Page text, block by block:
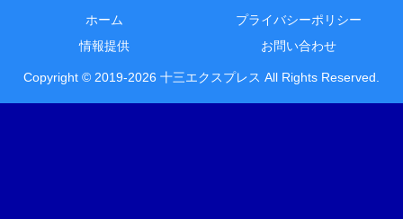
ホーム
プライバシーポリシー
情報提供
お問い合わせ
Copyright © 2019-2026 十三エクスプレス All Rights Reserved.